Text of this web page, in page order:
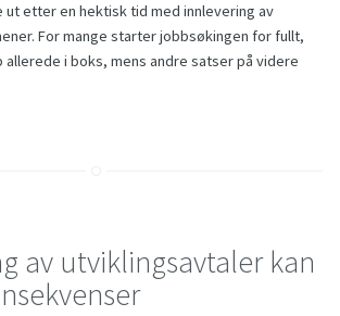
etter en hektisk tid med innlevering av
For mange starter jobbsøkingen for fullt,
allerede i boks, mens andre satser på videre
av utviklingsavtaler kan